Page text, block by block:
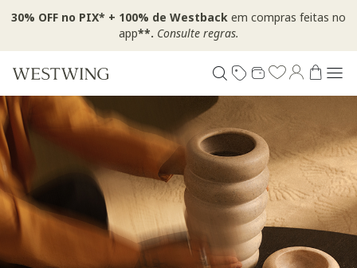
30% OFF no PIX* + 100% de Westback em compras feitas no
app**. Consulte regras.